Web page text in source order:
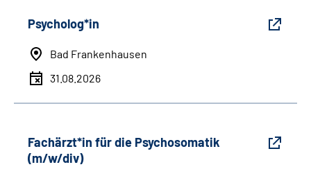
Psycholog*in
Bad Frankenhausen
31.08.2026
Fachärzt*in für die Psychosomatik
(m/w/div)